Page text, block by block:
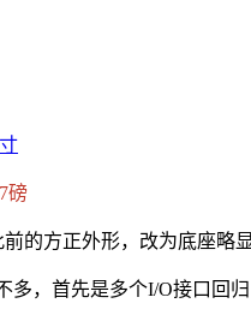
磅
的方正外形，改为底座略
，首先是多个I/O接口回